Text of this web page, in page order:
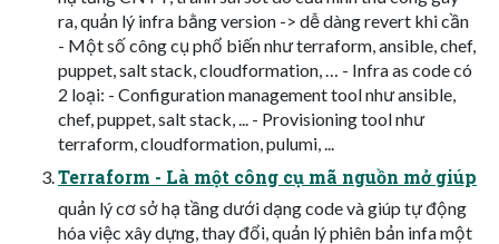
ra, quản lý infra bằng version -> dễ dàng revert khi cần
- Một số công cụ phổ biến như terraform, ansible, chef,
puppet, salt stack, cloudformation, … - Infra as code có
2 loại: - Configuration management tool như ansible,
chef, puppet, salt stack, ... - Provisioning tool như
terraform, cloudformation, pulumi, ...
Terraform - Là một công cụ mã nguồn mở giúp
quản lý cơ sở hạ tầng dưới dạng code và giúp tự động
hóa việc xây dựng, thay đổi, quản lý phiên bản infa một